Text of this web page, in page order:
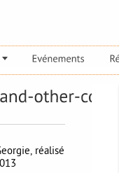
réalisé